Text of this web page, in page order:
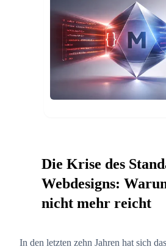
Die Krise des
Webdesigns:
nicht mehr reicht
In den letzten zehn Jahren hat sich